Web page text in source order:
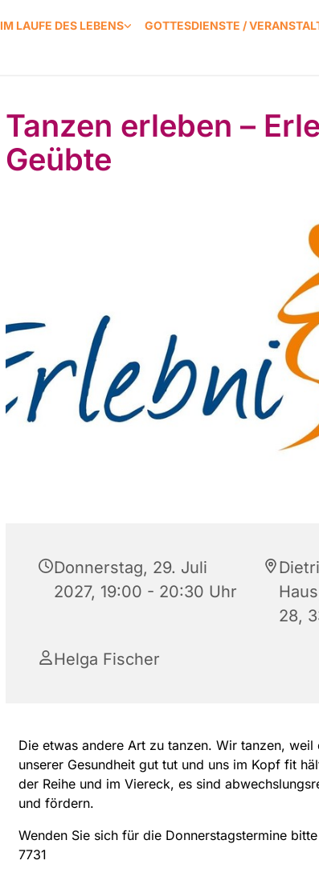
IM LAUFE DES LEBENS GOTTESDIENSTE /
Tanzen erleben –
Geübte
Donnerstag, 29. Juli
2027, 19:00 - 20:30 Uhr
28,
Helga Fischer
Die etwas andere Art zu tanzen. Wir tanzen, weil
unserer Gesundheit gut tut und uns im Kopf fit
der Reihe und im Viereck, es sind
und fördern.
Wenden Sie sich für die Donnerstagstermine
7731